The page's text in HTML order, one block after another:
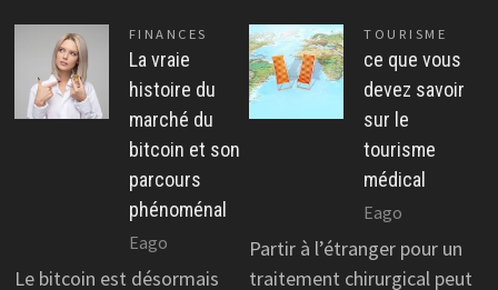
FINANCES
La vraie
histoire du
marché du
bitcoin et son
parcours
phénoménal
Eago
Le bitcoin est désormais
TOURISME
ce que vous
devez savoir
sur le
tourisme
médical
Eago
Partir à l’étranger pour un
traitement chirurgical peut